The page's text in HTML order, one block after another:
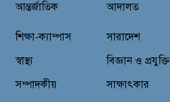
চন্দনাইশ
আন্তর্জাতিক
আদালত
শিক্ষা-ক্যাম্পাস
স্বাস্থ্য
সম্পাদকীয়
সারাদেশ
বিজ্ঞান ও প্রযুক্তি
সাক্ষাৎকার